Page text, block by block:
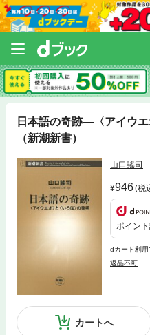
日本語の奇跡—〈アイウ
（新潮新書）
山口謠司
946(税
ポイン
dカード利
返品不可
カートへ